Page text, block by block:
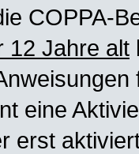
COPPA-
12 Jahre alt
eine
erst